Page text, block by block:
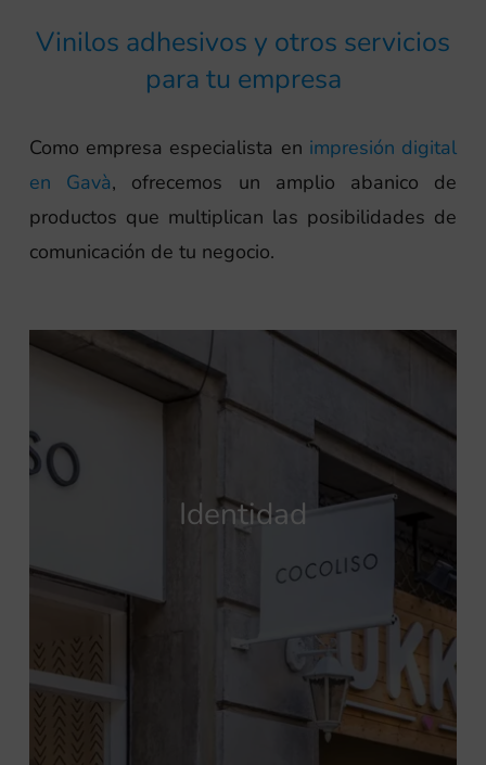
Vinilos adhesivos y otros servicios
para tu empresa
Como empresa especialista en impresión digital
en Gavà, ofrecemos un amplio abanico de
productos que multiplican las posibilidades de
comunicación de tu negocio.
Identidad